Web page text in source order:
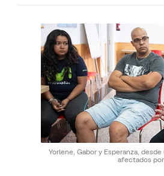
Yorlene, Gabor y Esperanza,
afectados